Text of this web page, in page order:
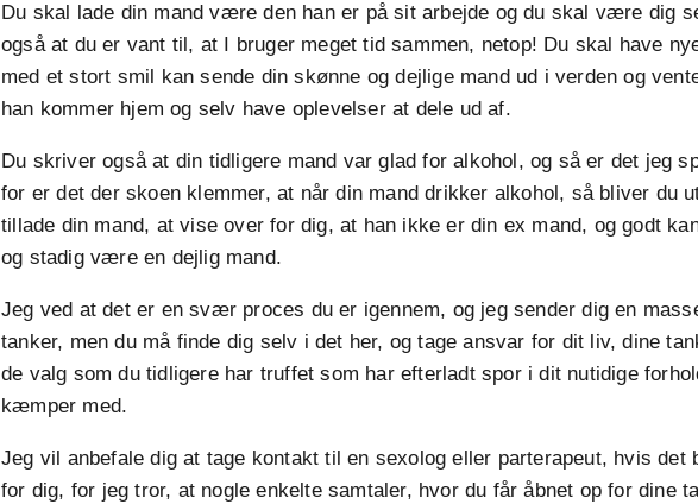
Du skal lade din mand være den han er på sit arbejde og du skal være dig
også at du er vant til, at I bruger meget tid sammen, netop! Du skal have
med et stort smil kan sende din skønne og dejlige mand ud i verden og
han kommer hjem og selv have oplevelser at dele ud af.
Du skriver også at din tidligere mand var glad for alkohol, og så er det jeg
for er det der skoen klemmer, at når din mand drikker alkohol, så bliver du
tillade din mand, at vise over for dig, at han ikke er din ex mand, og godt
og stadig være en dejlig mand.
Jeg ved at det er en svær proces du er igennem, og jeg sender dig en
tanker, men du må finde dig selv i det her, og tage ansvar for dit liv, dine
de valg som du tidligere har truffet som har efterladt spor i dit nutidige
kæmper med.
Jeg vil anbefale dig at tage kontakt til en sexolog eller parterapeut, hvis
for dig, for jeg tror, at nogle enkelte samtaler, hvor du får åbnet op for dine